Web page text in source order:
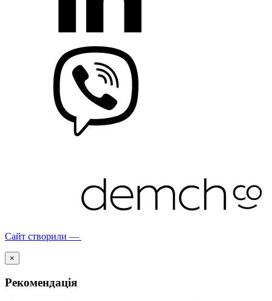
Сайт створили —
×
Рекомендація